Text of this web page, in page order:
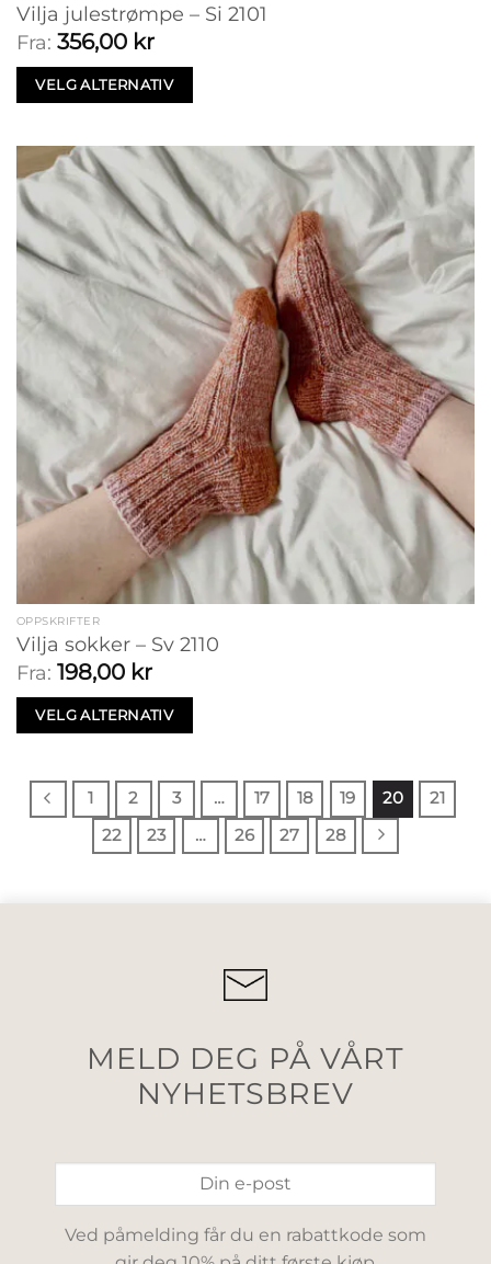
Vilja julestrømpe – Si 2101
Fra: 356,00 kr
VELG ALTERNATIV
OPPSKRIFTER
Vilja sokker – Sv 2110
Fra: 198,00 kr
VELG ALTERNATIV
1 2 3 … 17 18 19 20
21
22
23 … 26 27 28
MELD DEG PÅ VÅRT
NYHETSBREV
Ved påmelding får du en rabattkode som